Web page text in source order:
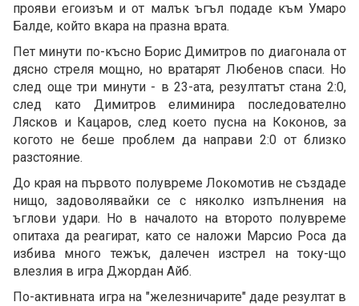
прояви егоизъм и от малък ъгъл подаде към Умаро
Балде, който вкара на празна врата.
Пет минути по-късно Борис Димитров по диагонала от
дясно стреля мощно, но вратарят Любенов спаси. Но
след още три минути - в 23-ата, резултатът стана 2:0,
след като Димитров елиминира последователно
Лясков и Кацаров, след което пусна на Коконов, за
когото не беше проблем да направи 2:0 от близко
разстояние.
До края на първото полувреме Локомотив не създаде
нищо, задоволявайки се с няколко изпълнения на
ъглови удари. Но в началото на второто полувреме
опитаха да реагират, като се наложи Марсио Роса да
избива много тежък, далечен изстрел на току-що
влезлия в игра Джордан Айб.
По-активната игра на "железничарите" даде резултат в